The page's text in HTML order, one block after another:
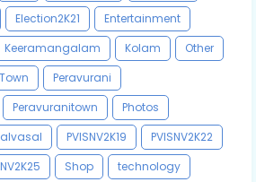
Election2K21
Entertainment
Keeramangalam Kolam
Other
Peravurani
Peravuranitown
Photos
PVISNV2K19
PVISNV2K22
Shop
technology